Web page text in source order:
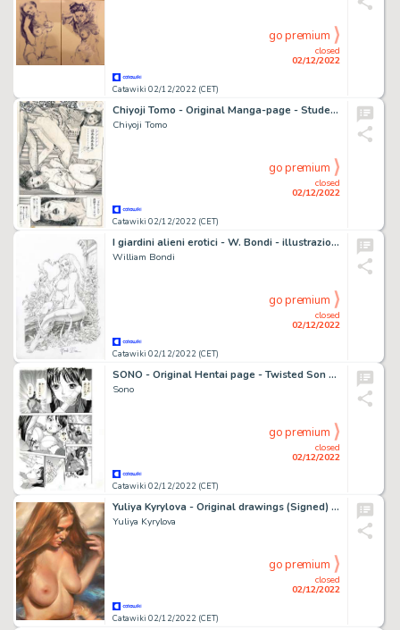
Catawiki 02/12/2022 (CET)
closed
02/12/2022
go premium
Chiyoji Tomo - Original Manga-page - Student Girl sex phone - Format: 25 x 36 cm.
Chiyoji Tomo
Catawiki 02/12/2022 (CET)
closed
02/12/2022
go premium
I giardini alieni erotici - W. Bondi - illustrazione originale “Pin up sul tronco” - Page volante - Exemplaire unique
William Bondi
Catawiki 02/12/2022 (CET)
closed
02/12/2022
go premium
SONO - Original Hentai page - Twisted Son - (2011)
Sono
Catawiki 02/12/2022 (CET)
closed
02/12/2022
go premium
Yuliya Kyrylova - Original drawings (Signed) - ‘Reflection’ - 42 x 29 cm.
Yuliya Kyrylova
Catawiki 02/12/2022 (CET)
closed
02/12/2022
go premium